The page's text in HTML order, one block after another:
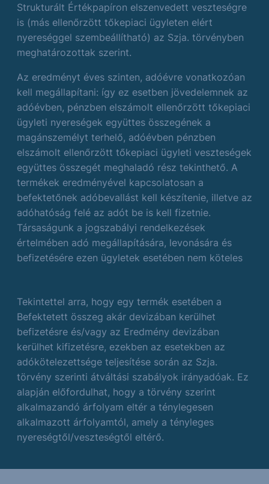
Strukturált Értékpapíron elszenvedett veszteségre
is (más ellenőrzött tőkepiaci ügyleten elért
nyereséggel szembeállítható) az Szja. törvényben
meghatározottak szerint.
Az eredményt éves szinten, adóévre vonatkozóan
kell megállapítani: így ez esetben jövedelemnek az
adóévben, pénzben elszámolt ellenőrzött tőkepiaci
ügyleti nyereségek együttes összegének a
magánszemélyt terhelő, adóévben pénzben
elszámolt ellenőrzött tőkepiaci ügyleti veszteségek
együttes összegét meghaladó rész tekinthető. A
termékek eredményével kapcsolatosan a
befektetőnek adóbevallást kell készítenie, illetve az
adóhatóság felé az adót be is kell fizetnie.
Társaságunk a jogszabályi rendelkezések
értelmében adó megállapítására, levonására és
befizetésére ezen ügyletek esetében nem köteles
Tekintettel arra, hogy egy termék esetében a
Befektetett összeg akár devizában kerülhet
befizetésre és/vagy az Eredmény devizában
kerülhet kifizetésre, ezekben az esetekben az
adókötelezettsége teljesítése során az Szja.
törvény szerinti átváltási szabályok irányadóak. Ez
alapján előfordulhat, hogy a törvény szerint
alkalmazandó árfolyam eltér a ténylegesen
alkalmazott árfolyamtól, amely a tényleges
nyereségtől/veszteségtől eltérő.